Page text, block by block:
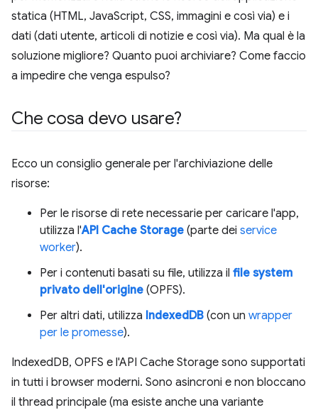
statica (HTML, JavaScript, CSS, immagini e così via) e i
dati (dati utente, articoli di notizie e così via). Ma qual è la
soluzione migliore? Quanto puoi archiviare? Come faccio
a impedire che venga espulso?
Che cosa devo usare?
Ecco un consiglio generale per l'archiviazione delle
risorse:
Per le risorse di rete necessarie per caricare l'app,
utilizza l'API Cache Storage (parte dei service
worker).
Per i contenuti basati su file, utilizza il file system
privato dell'origine (OPFS).
Per altri dati, utilizza IndexedDB (con un wrapper
per le promesse).
IndexedDB, OPFS e l'API Cache Storage sono supportati
in tutti i browser moderni. Sono asincroni e non bloccano
il thread principale (ma esiste anche una variante